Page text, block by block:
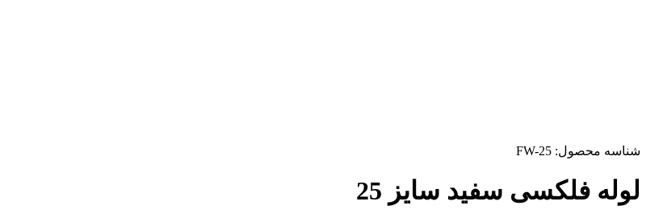
شناسه محصول: FW-25
لوله فلکسی سفید سایز 25